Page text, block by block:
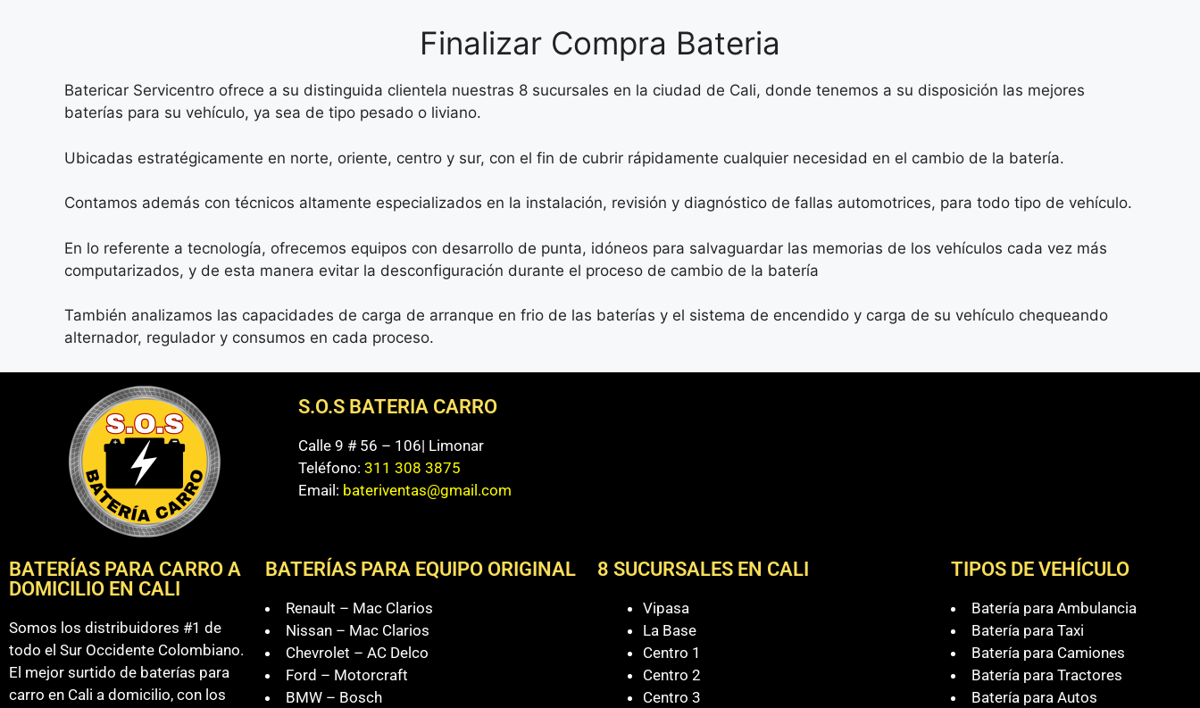
Finalizar Compra Bateria
Batericar Servicentro ofrece a su distinguida clientela nuestras 8 sucursales en la ciudad de Cali, donde tenemos a su disposición las mejores
baterías para su vehículo, ya sea de tipo pesado o liviano.
Ubicadas estratégicamente en norte, oriente, centro y sur, con el fin de cubrir rápidamente cualquier necesidad en el cambio de la batería.
Contamos además con técnicos altamente especializados en la instalación, revisión y diagnóstico de fallas automotrices, para todo tipo de vehículo.
En lo referente a tecnología, ofrecemos equipos con desarrollo de punta, idóneos para salvaguardar las memorias de los vehículos cada vez más
computarizados, y de esta manera evitar la desconfiguración durante el proceso de cambio de la batería
También analizamos las capacidades de carga de arranque en frio de las baterías y el sistema de encendido y carga de su vehículo chequeando
alternador, regulador y consumos en cada proceso.
S.O.S BATERIA CARRO
Calle 9 # 56 – 106| Limonar
Teléfono:311 308 3875
Email: bateriventas@gmail.com
BATERÍAS PARA CARRO A
DOMICILIO EN CALI
Somos los distribuidores #1 de
todo el Sur Occidente Colombiano.
El mejor surtido de baterías para
carro en Cali a domicilio, con los
BATERÍAS PARA EQUIPO ORIGINAL
Renault – Mac Clarios
Nissan – Mac Clarios
Chevrolet – AC Delco
Ford – Motorcraft
BMW – Bosch
8 SUCURSALES EN CALI
Vipasa
La Base
Centro 1
Centro 2
Centro 3
TIPOS DE VEHÍCULO
Batería para Ambulancia
Batería para Taxi
Batería para Camiones
Batería para Tractores
Batería para Autos